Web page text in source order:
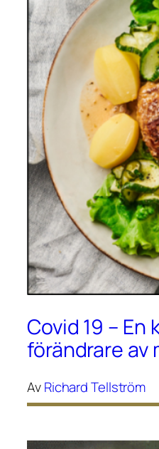
Covid 19 – En
förändrare av
AvRichard Tellström